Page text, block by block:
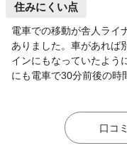
住みにくい点
電車での移動が舎人ライ
ありました。車があれば
インにもなっていたよう
にも電車で30分前後の時
口コ